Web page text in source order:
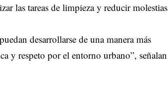
las tareas de limpieza y reducir molestias
desarrollarse de una manera más
y respeto por el entorno urbano”, señalan